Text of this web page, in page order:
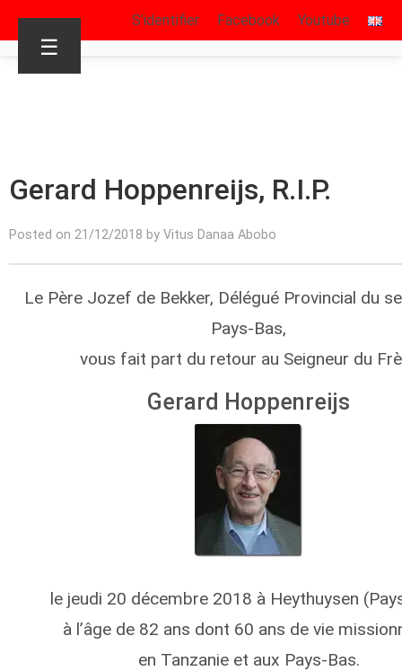
S’identifier Facebook Youtube
☰
Gerard Hoppenreijs, R.I.P.
Posted on 21/12/2018 by Vitus Danaa Abobo
Le Père Jozef de Bekker, Délégué Provincial du
Pays-Bas,
vous fait part du retour au Seigneur du
Gerard Hoppenreijs
le jeudi 20 décembre 2018 à Heythuysen
à l’âge de 82 ans dont 60 ans de vie
en Tanzanie et aux Pays-Bas.